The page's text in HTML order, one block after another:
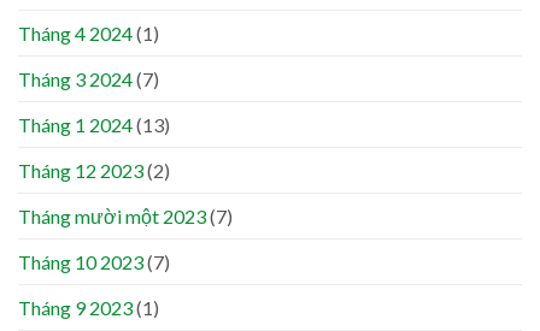
Tháng 4 2024(1)
Tháng 3 2024(7)
Tháng 1 2024(13)
Tháng 12 2023(2)
Tháng mười một 2023(7)
Tháng 10 2023(7)
Tháng 9 2023(1)